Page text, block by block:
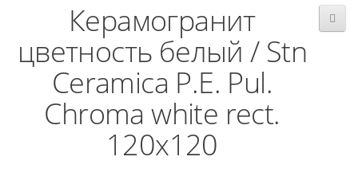
Керамогранит
цветность белый / Stn
Ceramica P.E. Pul.
Chroma white rect.
120x120